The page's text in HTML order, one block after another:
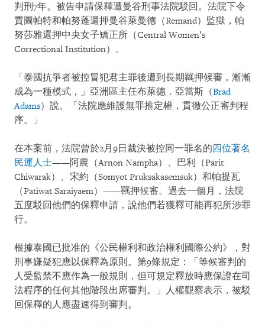
判刑7年。被告申請保釋遭曼谷刑事法院駁回。法院下令
賈圖帕特和帕努蓬還押曼谷萊曼德（Remand）監獄，帕
努莎雅還押中央女子矯正所（Central Women’s
Correctional Institution）。
「泰國抗爭者被控冒犯君主罪後遭到長期羈押候審，漸漸
成為一種模式，」亞洲區主任布萊德．亞當斯（Brad
Adams）說。「法院應維護無罪推定權，貫徹公正審判程
序。」
在本案前，法院曾於2月9日裁決被控同一罪名的 四位著名
民運人士——阿農（Arnon Nampha）、巴利（Parit
Chiwarak）、宋約（Somyot Pruksakasemsuk）和帕提瓦
（Patiwat Saraiyaem）——羈押候審。過去一個月，法院
五度駁回他們的保釋申請，說他們若獲釋可能再犯所涉罪
行。
根據泰國已批准的《公民權利和政治權利國際公約》，對
刑事嫌疑犯應以保釋為原則。第9條規定：「等候審判的
人受監禁不應作為一般規則，但可規定釋放時應保證在司
法程序的任何其他階段出席審判。」人權觀察表示，被駁
回保釋的人應盡速得到審判。